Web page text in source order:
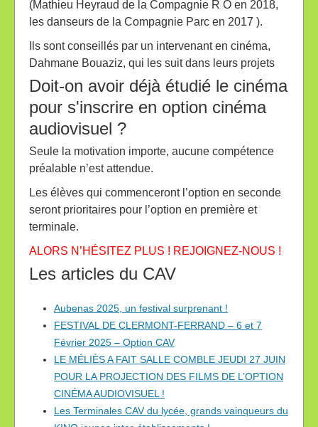
(Mathieu Heyraud de la Compagnie R Ô en 2018,
les danseurs de la Compagnie Parc en 2017 ).
Ils sont conseillés par un intervenant en cinéma,
Dahmane Bouaziz, qui les suit dans leurs projets
Doit-on avoir déjà étudié le cinéma
pour s'inscrire en option cinéma
audiovisuel ?
Seule la motivation importe, aucune compétence
préalable n’est attendue.
Les élèves qui commenceront l’option en seconde
seront prioritaires pour l’option en première et
terminale.
ALORS N’HÉSITEZ PLUS ! REJOIGNEZ-NOUS !
Les articles du CAV
Aubenas 2025, un festival surprenant !
FESTIVAL DE CLERMONT-FERRAND – 6 et 7
Février 2025 – Option CAV
LE MÉLIÈS A FAIT SALLE COMBLE JEUDI 27 JUIN
POUR LA PROJECTION DES FILMS DE L’OPTION
CINÉMA AUDIOVISUEL !
Les Terminales CAV du lycée, grands vainqueurs du